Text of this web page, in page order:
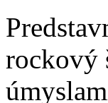
rockový